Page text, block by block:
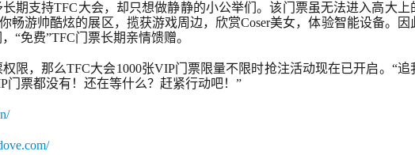
期支持TFC大会，却只想做静静的小公举们。该门票虽无法进入高大上
畅游帅酷炫的展区，揽获游戏周边，欣赏Coser美女，体验智能设备。因
“免费”TFC门票长期亲情馈赠。
限，那么TFC大会1000张VIP门票限量不限时抢注活动现在已开启。“追
门票都没有！还在等什么？赶紧行动吧！”